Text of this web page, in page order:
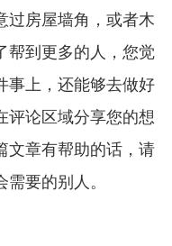
过房屋墙角，或者木
帮到更多的人，您觉
事上，还能够去做好
评论区域分享您的想
文章有帮助的话，请
要的别人。